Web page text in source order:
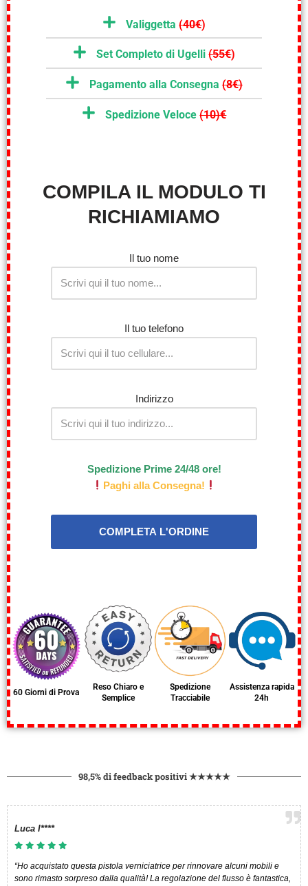
Valiggetta(40€)
Set Completo di Ugelli(55€)
Pagamento alla Consegna(8€)
Spedizione Veloce(10)€
COMPILA IL MODULO TI
RICHIAMIAMO
Il tuo nome
Il tuo telefono
Indirizzo
Spedizione Prime 24/48 ore!
Paghi alla Consegna!
60 Giorni di Prova
Reso Chiaro e
Semplice
Spedizione
Tracciabile
Assistenza rapida
24h
98,5% di feedback positivi ★★★★★
Luca I****​
“Ho acquistato questa pistola verniciatrice per rinnovare alcuni mobili e
sono rimasto sorpreso dalla qualità! La regolazione del flusso è fantastica,